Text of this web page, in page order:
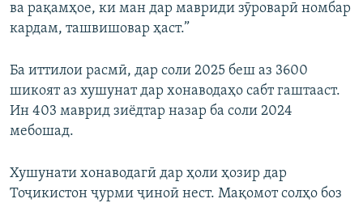
ва рақамҳое, ки ман дар мавриди зӯроварӣ номбар
кардам, ташвишовар ҳаст.”
Ба иттилои расмӣ, дар соли 2025 беш аз 3600
шикоят аз хушунат дар хонаводаҳо сабт гаштааст.
Ин 403 маврид зиёдтар назар ба соли 2024
мебошад.
Хушунати хонаводагӣ дар ҳоли ҳозир дар
Тоҷикистон ҷурми ҷиноӣ нест. Мақомот солҳо боз